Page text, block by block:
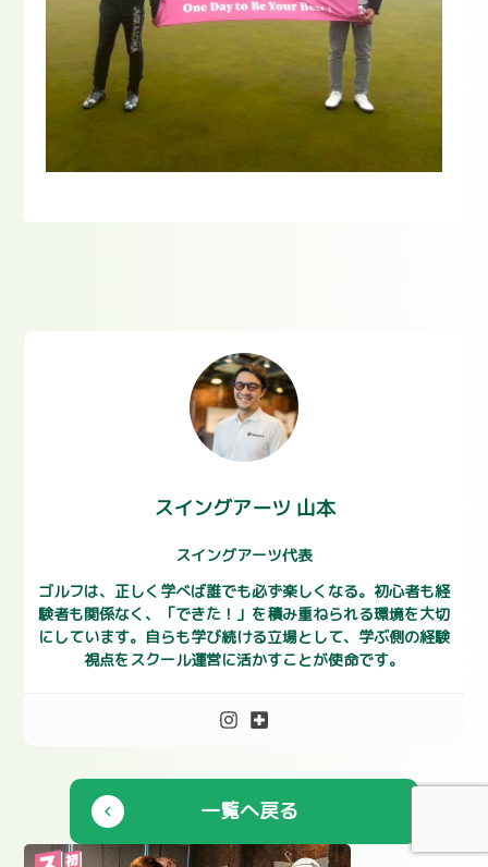
スイングアーツ 山本
スイングアーツ代表
ゴルフは、正しく学べば誰でも必ず楽しくなる。初心者も経
験者も関係なく、「できた！」を積み重ねられる環境を大切
にしています。自らも学び続ける立場として、学ぶ側の経験
視点をスクール運営に活かすことが使命です。
chevron_left 一覧へ戻る